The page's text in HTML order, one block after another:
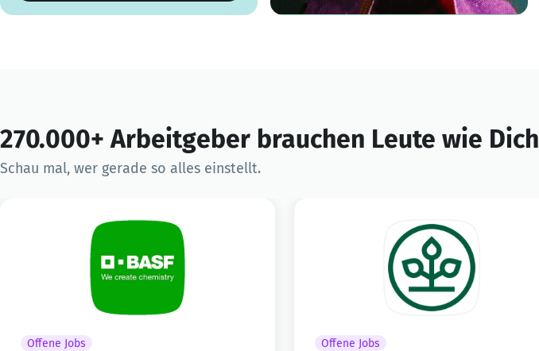
270.000+ Arbeitgeber brauchen Leute wie Dich
Schau mal, wer gerade so alles einstellt.
Offene Jobs Offene Jobs